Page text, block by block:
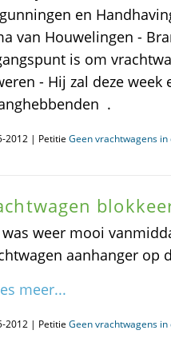
en
van Houwelingen -
is om
- Hij zal deze
.
2012 | Petitie Geen vrachtwagens
weer mooi
aanhanger op
meer...
2012 | Petitie Geen vrachtwagens